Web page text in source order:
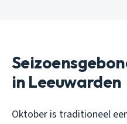
in Leeuwarden
Oktober is traditioneel